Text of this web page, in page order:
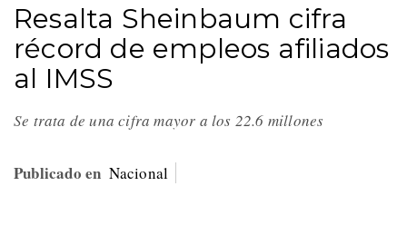
Resalta Sheinbaum cifra
récord de empleos afiliados
al IMSS
Se trata de una cifra mayor a los 22.6 millones
Publicado en Nacional